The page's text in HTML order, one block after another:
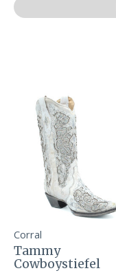
Corral
Tammy
Cowboystiefel